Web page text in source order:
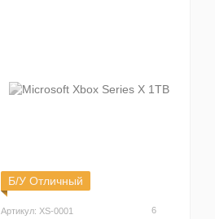
Б/У Отличный
Артикул: XS-0001 6